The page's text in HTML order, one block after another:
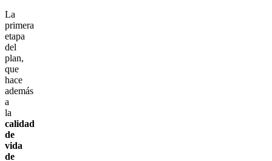
La
primera
etapa
del
plan,
que
hace
además
a
la
calidad
de
vida
de